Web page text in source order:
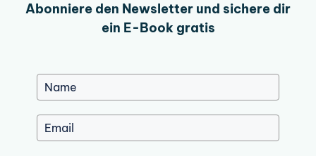
Abonniere den Newsletter und sichere dir
ein E-Book gratis